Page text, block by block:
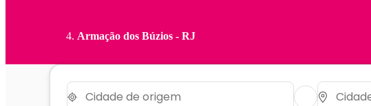
Armação dos Búzios - RJ